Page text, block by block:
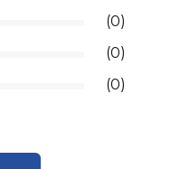
(0)
(0)
(0)